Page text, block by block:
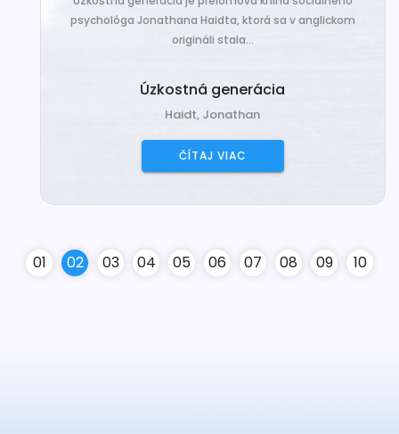
psychológa Jonathana Haidta, ktorá sa v anglickom
origináli stala...
Úzkostná generácia
Haidt, Jonathan
ČÍTAJ VIAC
01 02 03 04 05 06 07 08 09 10